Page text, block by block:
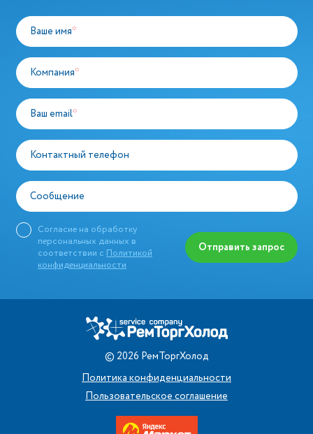
Ваше имя*
Компания*
Ваш email*
Контактный телефон
Сообщение
Согласие на обработку
персональных данных в
соответствии с Политикой
конфиденциальности
Отправить запрос
© 2026 РемТоргХолод
Политика конфиденциальности
Пользовательское соглашение